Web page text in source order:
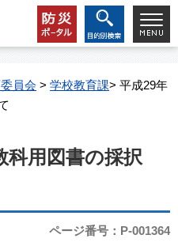
員会 > 学校教育課> 平成29年
科用図書の採択
ページ番号：P-001364